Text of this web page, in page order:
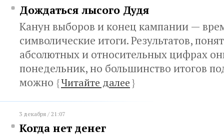
Дождаться лысого Дудя
Канун выборов и конец кампании —
символические итоги. Результатов,
абсолютных и относительных цифрах
понедельник, но большинство итогов
можно {Читайте далее}
3 декабря / 21:07
Когда нет денег